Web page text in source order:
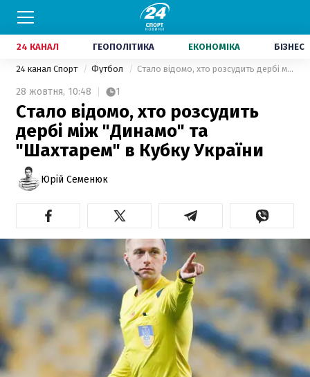
24 КАНАЛ ГЕОПОЛІТИКА ЕКОНОМІКА БІЗНЕС
24 канал Спорт Футбол Стало відомо, хто розсудить дербі між "Динамо" та "Шахтарем" в Кубку України
28 жовтня, 10:48 1
Стало відомо, хто розсудить
дербі між "Динамо" та
"Шахтарем" в Кубку України
Юрій Семенюк